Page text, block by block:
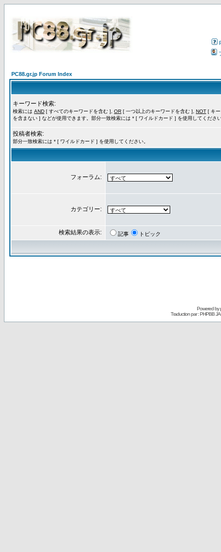
PC88.gr.jp Forum Index
キーワード検索:
検索には AND [ すべてのキーワードを含む ], OR [ 一つ以上のキーワードを含む ], NOT [ キ
を含まない ] などが使用できます。部分一致検索には * [ ワイルドカード ] を使用してくださ
投稿者検索:
部分一致検索には * [ ワイルドカード ] を使用してください。
フォーラム:
カテゴリー:
検索結果の表示: 記事 トピック
Powered by
Traduction par : PHPBB